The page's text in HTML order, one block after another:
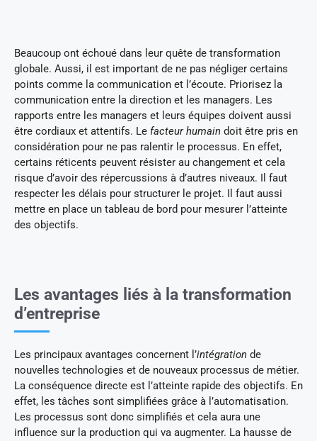
Beaucoup ont échoué dans leur quête de transformation
globale. Aussi, il est important de ne pas négliger certains
points comme la communication et l’écoute. Priorisez la
communication entre la direction et les managers. Les
rapports entre les managers et leurs équipes doivent aussi
être cordiaux et attentifs. Le facteur humain doit être pris en
considération pour ne pas ralentir le processus. En effet,
certains réticents peuvent résister au changement et cela
risque d’avoir des répercussions à d’autres niveaux. Il faut
respecter les délais pour structurer le projet. Il faut aussi
mettre en place un tableau de bord pour mesurer l’atteinte
des objectifs.
Les avantages liés à la transformation
d’entreprise
Les principaux avantages concernent l’intégration de
nouvelles technologies et de nouveaux processus de métier.
La conséquence directe est l’atteinte rapide des objectifs. En
effet, les tâches sont simplifiées grâce à l’automatisation.
Les processus sont donc simplifiés et cela aura une
influence sur la production qui va augmenter. La hausse de